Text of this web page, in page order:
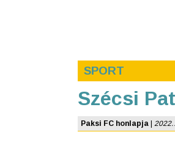
SPORT
Szécsi
Paksi FC honlapja 2022.